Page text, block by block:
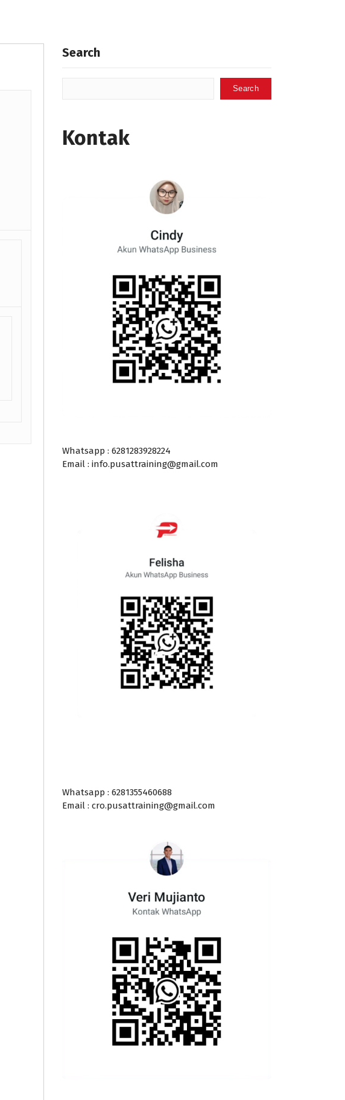
Search
Search
Kontak
Whatsapp : 6281283928224
Email : info.pusattraining@gmail.com
Whatsapp : 6281355460688
Email : cro.pusattraining@gmail.com